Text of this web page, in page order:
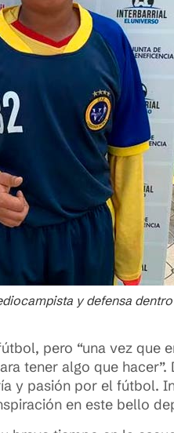
y defensa
pero “una vez que
tener algo que hacer”.
y pasión por el fútbol.
en este bello